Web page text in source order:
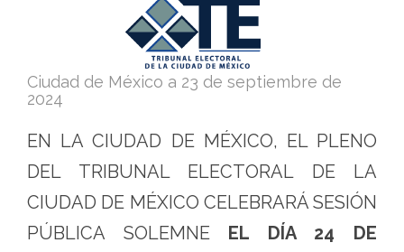
Ciudad de México a 23 de septiembre de
2024
EN LA CIUDAD DE MÉXICO, EL PLENO
DEL TRIBUNAL ELECTORAL DE LA
CIUDAD DE MÉXICO CELEBRARÁ SESIÓN
PÚBLICA SOLEMNE
EL DÍA 24 DE